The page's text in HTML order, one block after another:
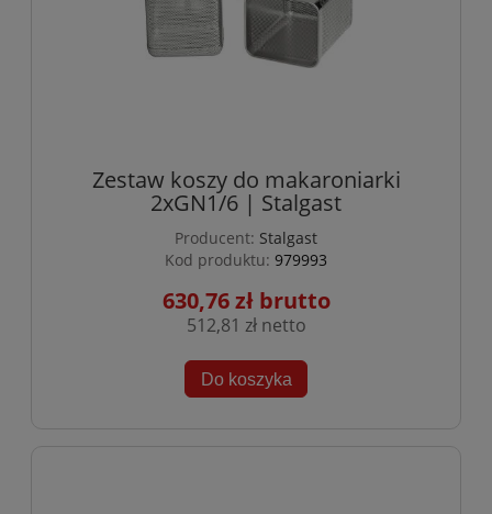
Zestaw koszy do makaroniarki
2xGN1/6 | Stalgast
Producent: Stalgast
Kod produktu: 979993
630,76 zł
512,81 zł
Do koszyka